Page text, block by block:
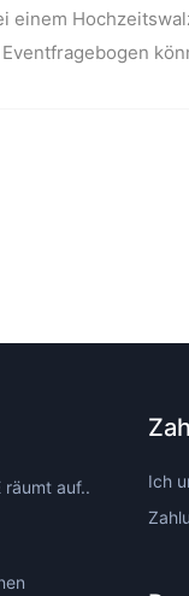
einem
räumt auf..
Ich